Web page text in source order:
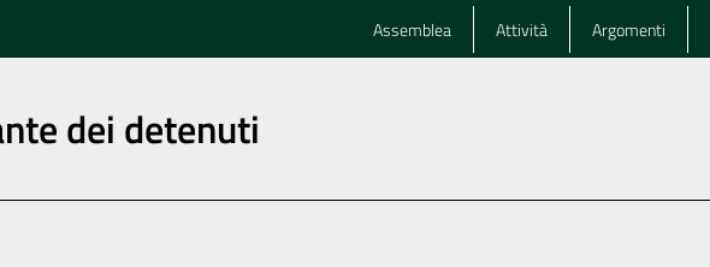
Assemblea Attività Argomenti
dei detenuti